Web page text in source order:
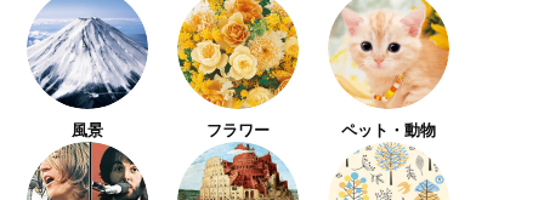
風景 フラワー ペット・動物